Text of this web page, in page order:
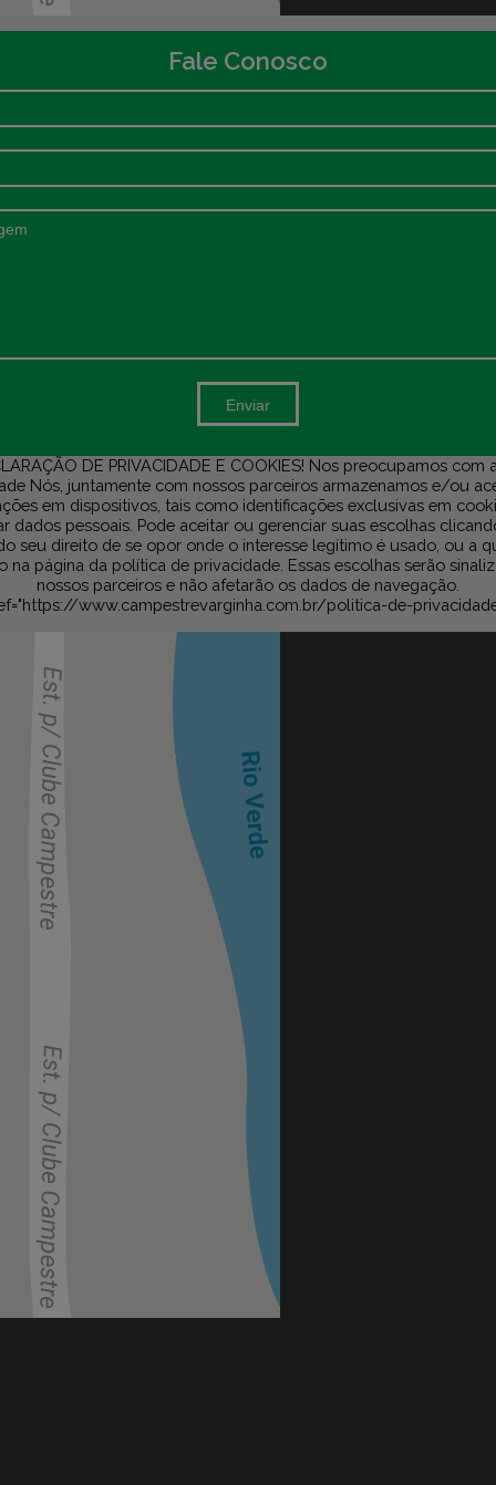
Fale Conosco
Enviar
DE PRIVACIDADE E COOKIES! Nos preocupamos com
Nós, juntamente com nossos parceiros armazenamos e/ou
em dispositivos, tais como identificações exclusivas em
dados pessoais. Pode aceitar ou gerenciar suas escolhas
seu direito de se opor onde o interesse legítimo é usado, ou a
na página da política de privacidade. Essas escolhas serão
nossos parceiros e não afetarão os dados de navegação.
www.campestrevarginha.com.br/politica-de-